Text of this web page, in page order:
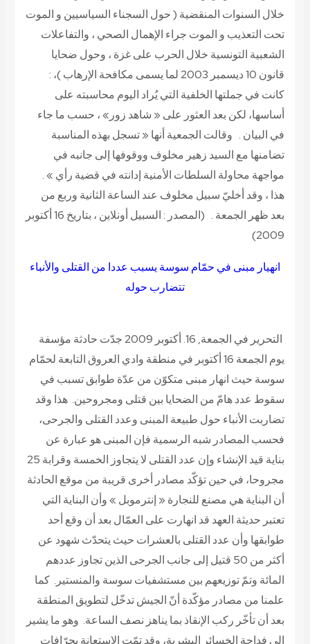
خلال السنوات المنقضية ( حول السجناء السياسيين و الموت
تحت التعذيب و الموت جراء الإهمال الصحي ، والتفاعلات
الشعبية التونسية خلال الحرب على غزة ، وحول ضحايا
قانون 10 ديسمبر 2003 لما يسمى مكافحة الإرهاب )، :
كانت في جملتها الخلفية التي يُراد اليوم محاسبته على
أساسها، لكن بعد العثور على « شاهد زور» ، حسب ما جاء
في البيان . وقالت الجمعية أنها « تسجل بهذه المناسبة
تضامنها مع السيد زهير مخلوف ووقوفها إلى جانبه في
مواجهة محاولة السلطات الأمنية إدانته في قضية رأي » .
هذا ، وقد أخليّ سبيل مخلوف عند الساعة الثانية وربع من
بعد ظهر الجمعة .
(المصدر : السبيل أونلاين ، بتاريخ 16 أكتوبر
2009)
انهيار مبنى في حمّام سوسة يسبب عددا من القتلى والأنباء
تتضارب حوله
التحرير في الجمعة, 16. أكتوبر 2009 جدّت حادثة مؤسفة
يوم الجمعة 16 أكتوبر في منطقة وادي العروق التابعة لحمّام
سوسة حيث انهار مبنى متكوّن من عدّة طوابق تسبب في
سقوط عدد هامّ من الضحايا بين قتلى ومجروحين. هذا وقد
تضاربت الأنباء حول طبيعة المبنى وعدد القتلى والجرحى،
فحسب المصادر شبه الرسمية فإن المبنى هو عبارة عن
بناية قيد الإنشاء وإن عدد القتلى لا يتجاوز الخمسة وقرابة 25
مجروحا، في حين تؤكّد مصادر أخرى قريبة من موقع الحادثة
أن البناية هي مصنع للنجارة « إنترموبل » وأن البناية التي
تعتبر حديثة العهد قد انهارت على العمّال بعد أن وقع أحد
طوابقها وأن عدد القتلى بالعشرات حيث يتحدّث شهود عن
أكثر من 50 قتيل إلى جانب الجرحى الذين تجاوز عددهم
المائة وتمّ توزيعهم بين مستشفيات سوسة والمنستير. كما
علمنا من مصادر مؤكّدة أنّ الجيش تدخّل لتطويق المنطقة
بعد أن تأخّر ركب الإنقاذ بما يناهز نصف الساعة. وهو ما يشير
إلى فداحة الخسائر البشرية، وقد تمّت الاستعانة بجرّافات